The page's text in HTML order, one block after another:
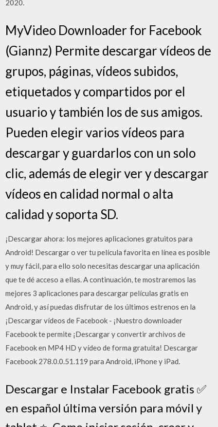
2020.
MyVideo Downloader for Facebook
(Giannz) Permite descargar vídeos de
grupos, páginas, vídeos subidos,
etiquetados y compartidos por el
usuario y también los de sus amigos.
Pueden elegir varios vídeos para
descargar y guardarlos con un solo
clic, además de elegir ver y descargar
vídeos en calidad normal o alta
calidad y soporta SD.
¡Descargar ahora: los mejores aplicaciones gratuitos para
Android! Descargar o ver tu película favorita en línea es posible
y muy fácil, para ello solo necesitas descargar una aplicación
que te dé acceso a ellas. A continuación, te mostraremos las
mejores 3 aplicaciones para descargar películas gratis en
Android, y así puedas disfrutar de los últimos estrenos en la
¡Descargar vídeos de Facebook - ¡Nuestro downloader
Facebook te permite ¡Descargar y convertir archivos de
Facebook en MP4 HD y vídeo de forma gratuita! Descargar
Facebook 278.0.0.51.119 para Android, iPhone y iPad.
Descargar e Instalar Facebook gratis ✅
en español última versión para móvil y